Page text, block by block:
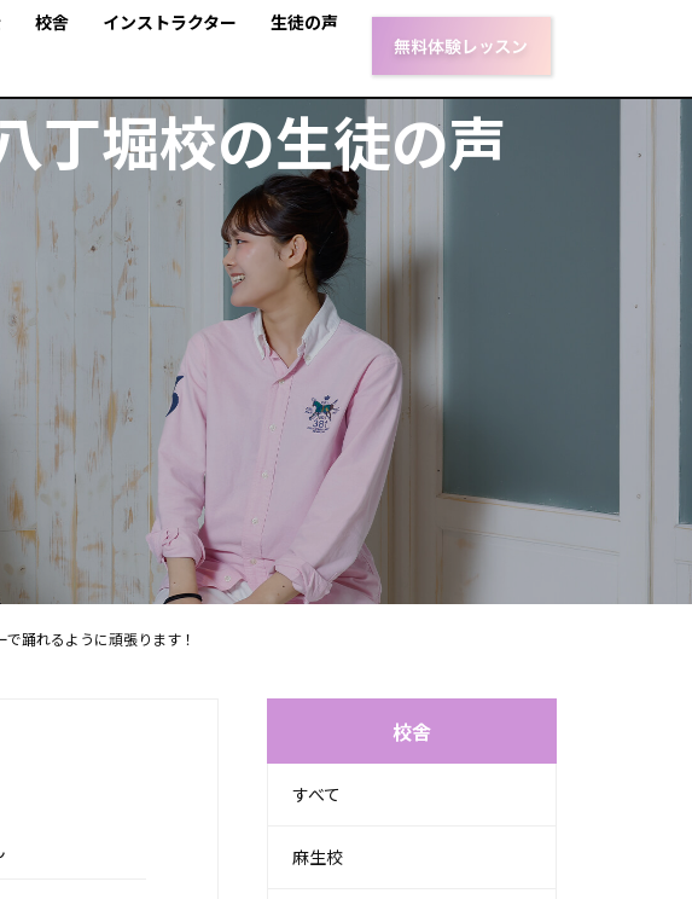
校舎 インストラクター 生徒の声
丁堀校の生徒の声
踊れるように頑張ります！
校舎
すべて
麻生校